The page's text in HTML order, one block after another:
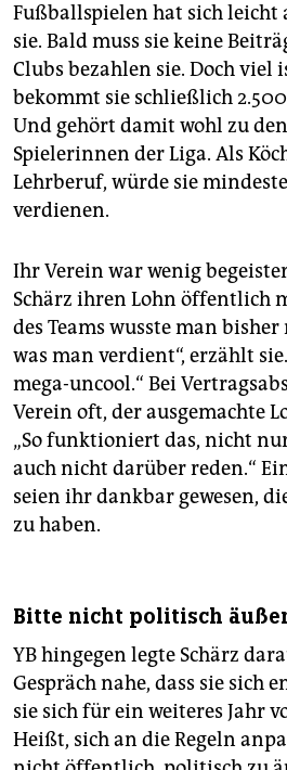
Fußballspielen hat sich leicht
sie. Bald muss sie keine
Clubs bezahlen sie. Doch viel
bekommt sie schließlich
Und gehört damit wohl zu
Spielerinnen der Liga. Als
Lehrberuf, würde sie
verdienen.
Ihr Verein war wenig
Schärz ihren Lohn öffentlich
des Teams wusste man
was man verdient“, erzählt
mega-uncool.“ Bei
Verein oft, der ausgemachte
„So funktioniert das, nicht
auch nicht darüber reden.“
seien ihr dankbar gewesen,
zu haben.
Bitte nicht politisch
YB hingegen legte Schärz
Gespräch nahe, dass sie sich
sie sich für ein weiteres Jahr
Heißt, sich an die Regeln